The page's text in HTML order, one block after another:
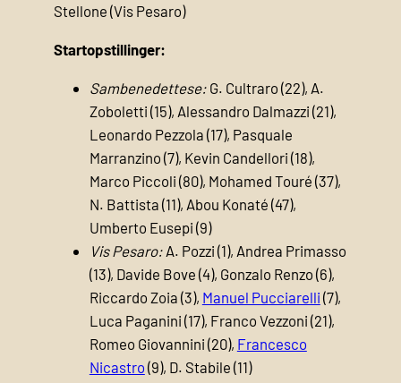
Stellone (Vis Pesaro)
Startopstillinger:
Sambenedettese:G. Cultraro (22), A.
Zoboletti (15), Alessandro Dalmazzi (21),
Leonardo Pezzola (17), Pasquale
Marranzino (7), Kevin Candellori (18),
Marco Piccoli (80), Mohamed Touré (37),
N. Battista (11), Abou Konaté (47),
Umberto Eusepi (9)
Vis Pesaro:A. Pozzi (1), Andrea Primasso
(13), Davide Bove (4), Gonzalo Renzo (6),
Riccardo Zoia (3), Manuel Pucciarelli (7),
Luca Paganini (17), Franco Vezzoni (21),
Romeo Giovannini (20), Francesco
Nicastro (9), D. Stabile (11)